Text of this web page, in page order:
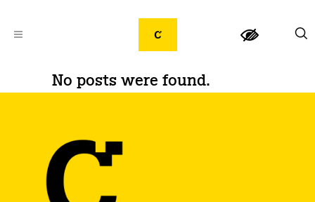
No posts were found.